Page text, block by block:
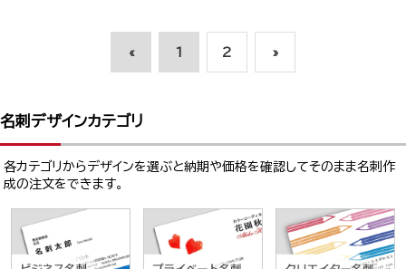
« 1 2 »
名刺デザインカテゴリ
各カテゴリからデザインを選ぶと納期や価格を確認してそのまま名刺作
成の注文をできます。